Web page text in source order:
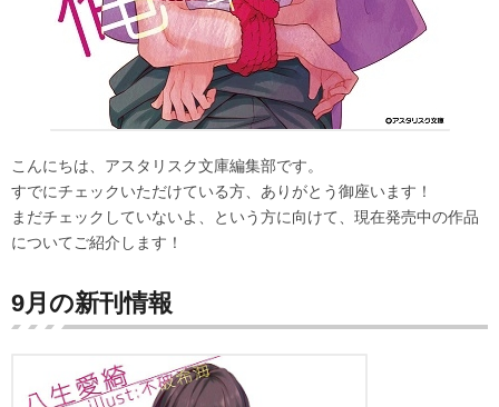
こんにちは、アスタリスク文庫編集部です。
すでにチェックいただけている方、ありがとう御座います！
まだチェックしていないよ、という方に向けて、現在発売中の作品
についてご紹介します！
9月の新刊情報